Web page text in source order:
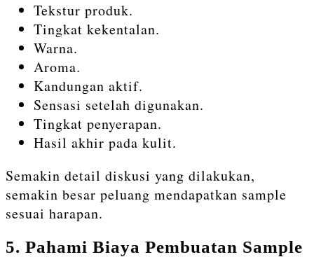
Tekstur produk.
Tingkat kekentalan.
Warna.
Aroma.
Kandungan aktif.
Sensasi setelah digunakan.
Tingkat penyerapan.
Hasil akhir pada kulit.
Semakin detail diskusi yang dilakukan,
semakin besar peluang mendapatkan sample
sesuai harapan.
5. Pahami Biaya Pembuatan Sample